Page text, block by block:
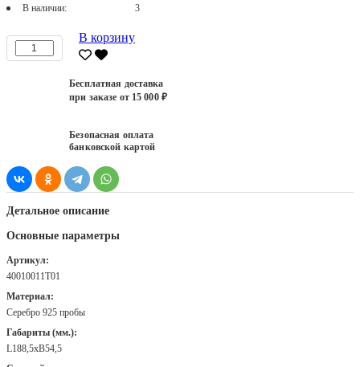
В наличии:
3
В корзину
Бесплатная доставка
при заказе от 15 000 ₽
Безопасная оплата
банковской картой
Детальное описание
Основные параметры
Артикул:
40010011Т01
Материал:
Серебро 925 пробы
Габариты (мм.):
L188,5хB54,5